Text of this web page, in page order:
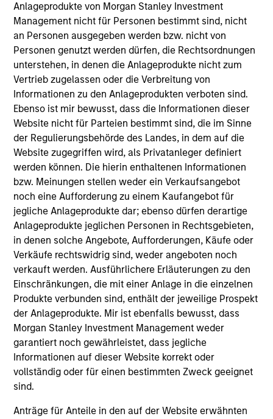
Anlageprodukte von Morgan Stanley Investment
Management nicht für Personen bestimmt sind, nicht
an Personen ausgegeben werden bzw. nicht von
Personen genutzt werden dürfen, die Rechtsordnungen
unterstehen, in denen die Anlageprodukte nicht zum
Vertrieb zugelassen oder die Verbreitung von
Informationen zu den Anlageprodukten verboten sind.
Ebenso ist mir bewusst, dass die Informationen dieser
Website nicht für Parteien bestimmt sind, die im Sinne
der Regulierungsbehörde des Landes, in dem auf die
Website zugegriffen wird, als Privatanleger definiert
werden können. Die hierin enthaltenen Informationen
bzw. Meinungen stellen weder ein Verkaufsangebot
noch eine Aufforderung zu einem Kaufangebot für
jegliche Anlageprodukte dar; ebenso dürfen derartige
Anlageprodukte jeglichen Personen in Rechtsgebieten,
in denen solche Angebote, Aufforderungen, Käufe oder
Verkäufe rechtswidrig sind, weder angeboten noch
verkauft werden. Ausführlichere Erläuterungen zu den
Einschränkungen, die mit einer Anlage in die einzelnen
Produkte verbunden sind, enthält der jeweilige Prospekt
der Anlageprodukte. Mir ist ebenfalls bewusst, dass
Morgan Stanley Investment Management weder
garantiert noch gewährleistet, dass jegliche
Informationen auf dieser Website korrekt oder
vollständig oder für einen bestimmten Zweck geeignet
sind.
Anträge für Anteile in den auf der Website erwähnten
Differentiators
1
Security Selection
We specialize in high quality securitized investing,
including traditional, low volatility ABS and Agency MBS
backed by single- and multi-family loans. Our approach
focuses on identifying securitized bonds with stable and
predictable cash flows and low credit and event risk.
2
Sector Emphasis
We deemphasize corporate bonds. Instead, we
emphasize high quality securitized bonds because they
office similar yields to corporate bonds with lower
correlations to risk assets.
3
Results of Our Process
consistent return profile with a low correlation to risk